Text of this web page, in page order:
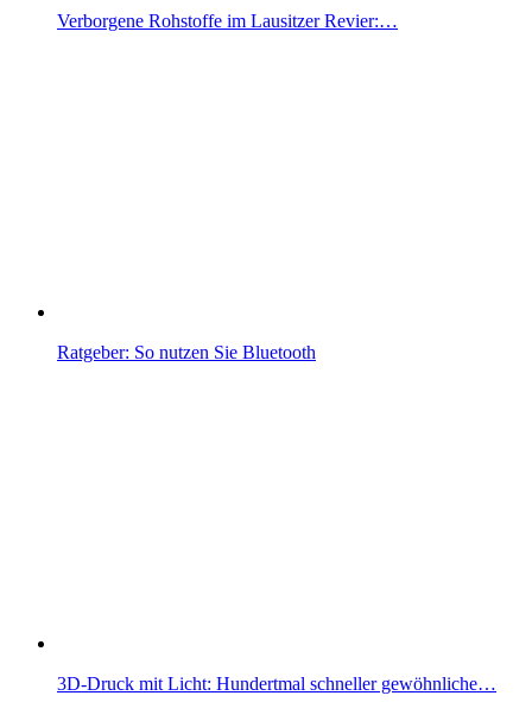
Verborgene Rohstoffe im Lausitzer Revier:…
Ratgeber: So nutzen Sie Bluetooth
3D-Druck mit Licht: Hundertmal schneller gewöhnliche…